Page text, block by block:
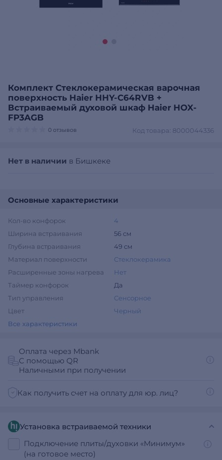
Комплект Стеклокерамическая варочная
поверхность Haier HHY-C64RVB +
Встраиваемый духовой шкаф Haier HOX-
FP3AGB
Код товара: 8000044336
0 отзывов
Нет в наличии в Бишкеке
Основные характеристики
Кол-во конфорок
4
Ширина встраивания
56 см
Глубина встраивания
49 см
Материал поверхности
Стеклокерамика
Расширенные зоны нагрева
Нет
Таймер конфорок
Да
Тип управления
Сенсорное
Цвет
Черный
Все характеристики
Оплата через Mbank
С помощью QR
Наличными при получении
Как получить счет на оплату для юр. лиц?
Установка встраиваемой техники
Подключение плиты/духовки «Минимум»
(на готовое место)